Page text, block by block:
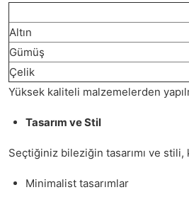
Altın
Gümüş
Çelik
Yüksek kaliteli malzemelerden
Tasarım ve Stil
Seçtiğiniz bileziğin tasarımı ve stili,
Minimalist tasarımlar